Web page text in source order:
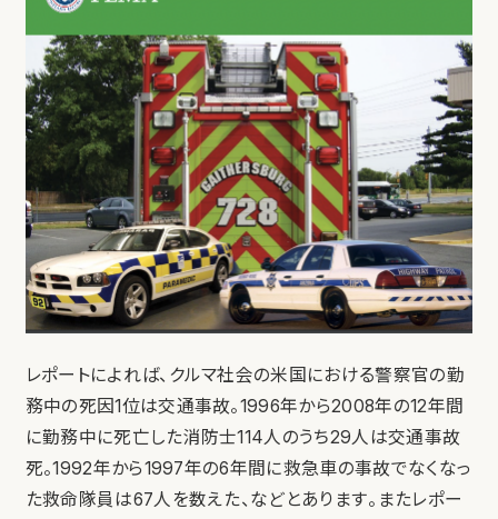
レポートによれば、クルマ社会の米国における警察官の勤
務中の死因1位は交通事故。1996年から2008年の12年間
に勤務中に死亡した消防士114人のうち29人は交通事故
死。1992年から1997年の6年間に救急車の事故でなくなっ
た救命隊員は67人を数えた、などとあります。またレポー